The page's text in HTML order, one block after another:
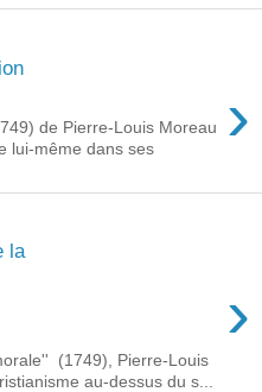
›
de Pierre-Louis Moreau
lui-même dans ses
la
›
(1749), Pierre-Louis
au-dessus du s...